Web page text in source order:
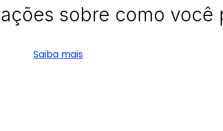
sobre como você
Saiba mais